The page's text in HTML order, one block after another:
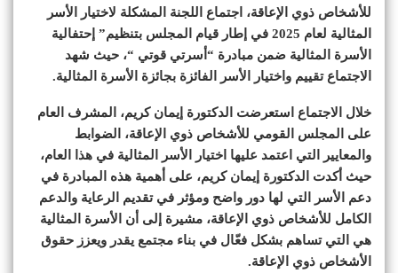
للأشخاص ذوي الإعاقة، اجتماع اللجنة المشكلة لاختيار الأسر
المثالية لعام 2025 في إطار قيام المجلس بتنظيم” إحتفالية
الأسرة المثالية ضمن مبادرة “أسرتي قوتي “، حيث شهد
الاجتماع تقييم واختيار الأسر الفائزة بجائزة الأسرة المثالية.
خلال الاجتماع استعرضت الدكتورة إيمان كريم، المشرف العام
على المجلس القومي للأشخاص ذوي الإعاقة، الضوابط
والمعايير التي اعتمد عليها اختيار الأسر المثالية في هذا العام،
حيث أكدت الدكتورة إيمان كريم، على أهمية هذه المبادرة في
دعم الأسر التي لها دور واضح ومؤثر في تقديم الرعاية والدعم
الكامل للأشخاص ذوي الإعاقة، مشيرة إلى أن الأسرة المثالية
هي التي تساهم بشكل فعّال في بناء مجتمع يقدر ويعزز حقوق
الأشخاص ذوي الإعاقة.